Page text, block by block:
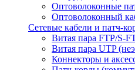
Оптоволоконные
Оптоволоконный
Сетевые кабели и патч-
Витая пара FTP/S-
Витая пара UTP
Коннекторы и